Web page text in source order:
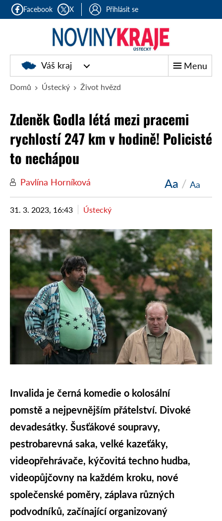
Facebook X Přihlásit se
Váš kraj Menu
Domů Ústecký Život hvězd
Zdeněk Godla létá mezi pracemi
rychlostí 247 km v hodině! Policisté
to nechápou
Pavlína Horníková Aa / Aa
31. 3. 2023, 16:43 Ústecký
Invalida je černá komedie o kolosální
pomstě a nejpevnějším přátelství. Divoké
devadesátky. Šusťákové soupravy,
pestrobarevná saka, velké kazeťáky,
videopřehrávače, kýčovitá techno hudba,
videopůjčovny na každém kroku, nové
společenské poměry, záplava různých
podvodníků, začínající organizovaný